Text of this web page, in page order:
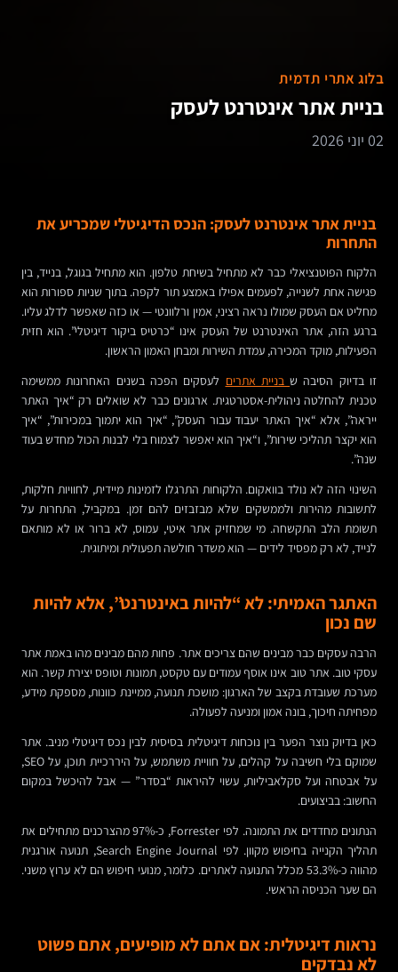
בלוג אתרי תדמית
בניית אתר אינטרנט לעסק
02 יוני 2026
בניית אתר אינטרנט לעסק: הנכס הדיגיטלי שמכריע את
התחרות
הלקוח הפוטנציאלי כבר לא מתחיל בשיחת טלפון. הוא מתחיל בגוגל, בנייד, בין
פגישה אחת לשנייה, לפעמים אפילו באמצע תור לקפה. בתוך שניות ספורות הוא
מחליט אם העסק שמולו נראה רציני, אמין ורלוונטי — או כזה שאפשר לדלג עליו.
ברגע הזה, אתר האינטרנט של העסק אינו “כרטיס ביקור דיגיטלי”. הוא חזית
הפעילות, מוקד המכירה, עמדת השירות ומבחן האמון הראשון.
זו בדיוק הסיבה שבניית אתרים לעסקים הפכה בשנים האחרונות ממשימה
טכנית להחלטה ניהולית-אסטרטגית. ארגונים כבר לא שואלים רק “איך האתר
ייראה”, אלא “איך האתר יעבוד עבור העסק”, “איך הוא יתמוך במכירות”, “איך
הוא יקצר תהליכי שירות”, ו“איך הוא יאפשר לצמוח בלי לבנות הכול מחדש בעוד
שנה”.
השינוי הזה לא נולד בוואקום. הלקוחות התרגלו לזמינות מיידית, לחוויות חלקות,
לתשובות מהירות ולממשקים שלא מבזבזים להם זמן. במקביל, התחרות על
תשומת הלב התקשחה. מי שמחזיק אתר איטי, עמוס, לא ברור או לא מותאם
לנייד, לא רק מפסיד לידים — הוא משדר חולשה תפעולית ומיתוגית.
האתגר האמיתי: לא “להיות באינטרנט”, אלא להיות
שם נכון
הרבה עסקים כבר מבינים שהם צריכים אתר. פחות מהם מבינים מהו באמת אתר
עסקי טוב. אתר טוב אינו אוסף עמודים עם טקסט, תמונות וטופס יצירת קשר. הוא
מערכת שעובדת בקצב של הארגון: מושכת תנועה, ממיינת כוונות, מספקת מידע,
מפחיתה חיכוך, בונה אמון ומניעה לפעולה.
כאן בדיוק נוצר הפער בין נוכחות דיגיטלית בסיסית לבין נכס דיגיטלי מניב. אתר
שמוקם בלי חשיבה על קהלים, על חוויית משתמש, על היררכיית תוכן, על SEO,
על אבטחה ועל סקלאביליות, עשוי להיראות “בסדר” — אבל להיכשל במקום
החשוב: בביצועים.
הנתונים מחדדים את התמונה. לפי Forrester, כ-97% מהצרכנים מתחילים את
תהליך הקנייה בחיפוש מקוון. לפי Search Engine Journal, תנועה אורגנית
מהווה כ-53.3% מכלל התנועה לאתרים. כלומר, מנועי חיפוש הם לא ערוץ משני.
הם שער הכניסה הראשי.
נראות דיגיטלית: אם אתם לא מופיעים, אתם פשוט
לא נבדקים